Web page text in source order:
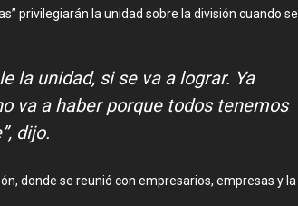
privilegiarán la unidad sobre la división cuando se
la unidad, si se va a lograr. Ya
va a haber porque todos tenemos
dijo.
donde se reunió con empresarios, empresas y la